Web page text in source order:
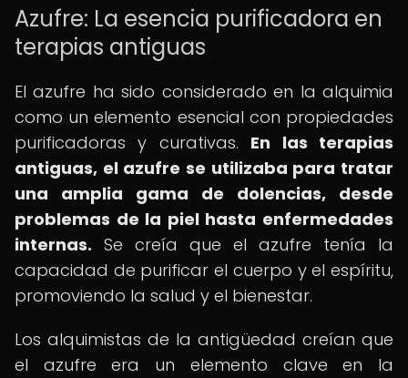
Azufre: La esencia purificadora en
terapias antiguas
El azufre ha sido considerado en la alquimia
como un elemento esencial con propiedades
purificadoras y curativas. En las terapias
antiguas, el azufre se utilizaba para tratar
una amplia gama de dolencias, desde
problemas de la piel hasta enfermedades
internas. Se creía que el azufre tenía la
capacidad de purificar el cuerpo y el espíritu,
promoviendo la salud y el bienestar.
Los alquimistas de la antigüedad creían que
el azufre era un elemento clave en la